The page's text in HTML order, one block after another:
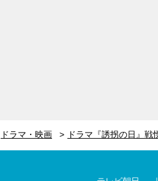
ドラマ・映画